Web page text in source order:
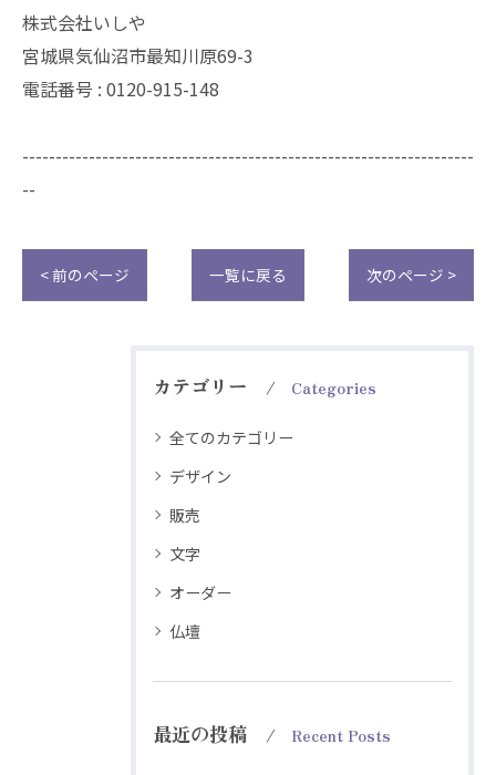
株式会社いしや
宮城県気仙沼市最知川原69-3
電話番号 : 0120-915-148
--------------------------------------------------------------------
--
< 前のページ 一覧に戻る 次のページ >
カテゴリー Categories
全てのカテゴリー
デザイン
販売
文字
オーダー
仏壇
最近の投稿 Recent Posts